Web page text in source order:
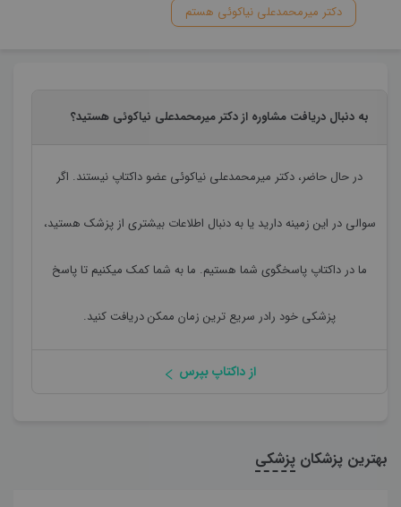
دکتر میرمحمدعلی نیاکوئی هستم
به دنبال دریافت مشاوره از دکتر میرمحمدعلی نیاکوئی هستید؟
در حال حاضر، دکتر میرمحمدعلی نیاکوئی عضو داکتاپ نیستند. اگر
سوالی در این زمینه دارید یا به دنبال اطلاعات بیشتری از پزشک هستید،
ما در داکتاپ پاسخگوی شما هستیم. ما به شما کمک میکنیم تا پاسخ
پزشکی خود رادر سریع ترین زمان ممکن دریافت کنید.
از داکتاپ بپرس
بهترین پزشکان پزشکی